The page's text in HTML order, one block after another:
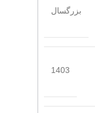
بزرگسال
1403